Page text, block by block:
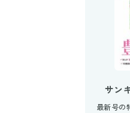
サン
最新号の